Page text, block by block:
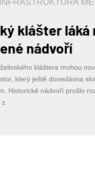
klášter láká
nádvoří
kláštera mohou
který ještě donedávna
Historické nádvoří prošlo
z